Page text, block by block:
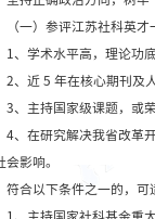
各相关单
为贯彻落
充分调动
作。现就
从事哲学